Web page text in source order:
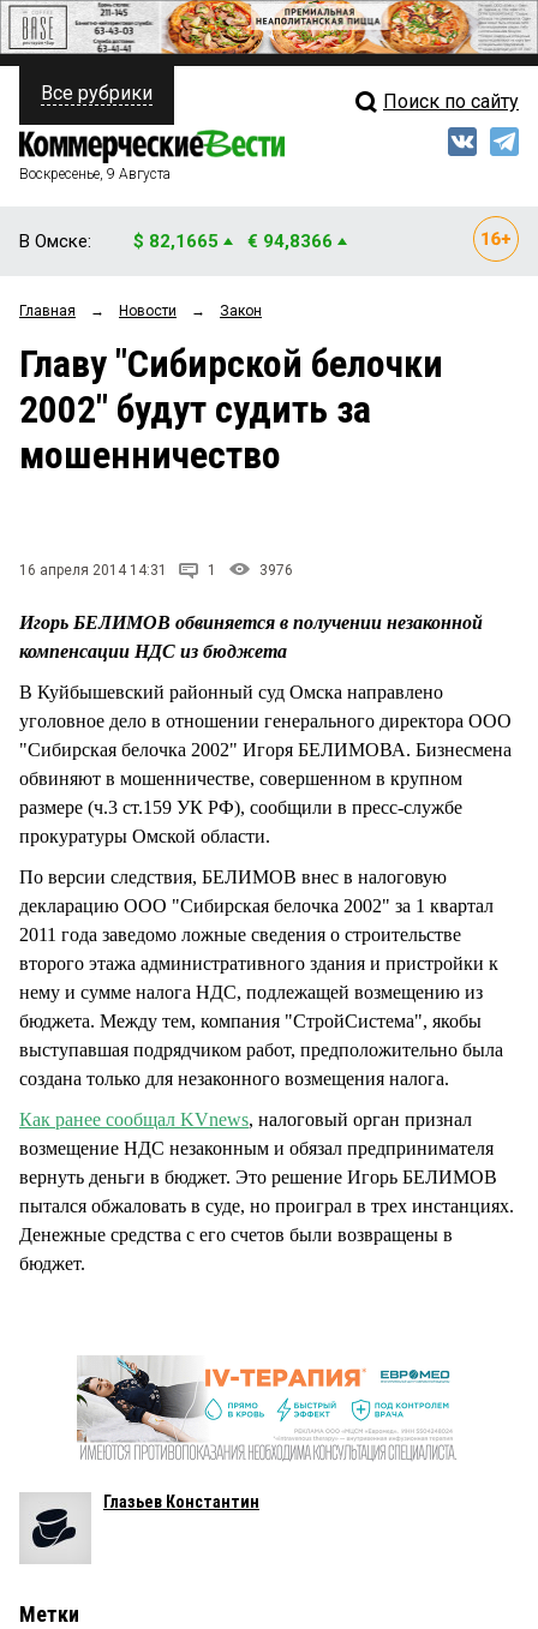
ПОЛИТИКА
ФИНАНСЫ
ОБЩЕСТВО
ЗАКОН
НОВОСТИ КОМПАНИЙ
Свежий выпуск
Рейтинги
Блоги
Все рубрики Поиск по сайту
Воскресенье, 9 Августа
В Омске: $ 82,1665 € 94,8366
Главная → Новости → Закон
Главу "Сибирской белочки
2002" будут судить за
мошенничество
16 апреля 2014 14:31 1 3976
Игорь БЕЛИМОВ обвиняется в получении незаконной
компенсации НДС из бюджета
В Куйбышевский районный суд Омска направлено
уголовное дело в отношении генерального директора ООО
"Сибирская белочка 2002" Игоря БЕЛИМОВА. Бизнесмена
обвиняют в мошенничестве, совершенном в крупном
размере (ч.3 ст.159 УК РФ), сообщили в пресс-службе
прокуратуры Омской области.
По версии следствия, БЕЛИМОВ внес в налоговую
декларацию ООО "Сибирская белочка 2002" за 1 квартал
2011 года заведомо ложные сведения о строительстве
второго этажа административного здания и пристройки к
нему и сумме налога НДС, подлежащей возмещению из
бюджета. Между тем, компания "СтройСистема", якобы
выступавшая подрядчиком работ, предположительно была
создана только для незаконного возмещения налога.
Как ранее сообщал KVnews, налоговый орган признал
возмещение НДС незаконным и обязал предпринимателя
вернуть деньги в бюджет. Это решение Игорь БЕЛИМОВ
пытался обжаловать в суде, но проиграл в трех инстанциях.
Денежные средства с его счетов были возвращены в
бюджет.
Глазьев Константин
Метки